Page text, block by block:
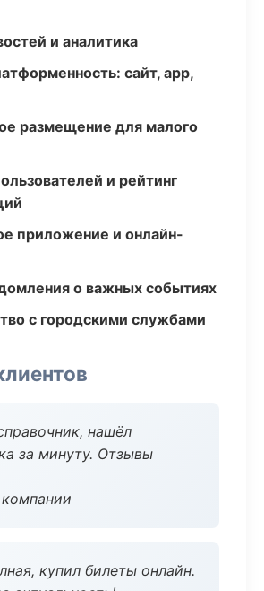
и аналитика
сайт, app,
размещение для малого
и рейтинг
приложение и онлайн-
о важных событиях
с городскими службами
нашёл
за минуту. Отзывы
купил билеты онлайн.